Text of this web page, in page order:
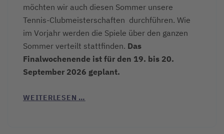
möchten wir auch diesen Sommer unsere
Tennis-Clubmeisterschaften durchführen. Wie
im Vorjahr werden die Spiele über den ganzen
Sommer verteilt stattfinden. Das
Finalwochenende ist für den 19. bis 20.
September 2026 geplant.
WEITERLESEN …